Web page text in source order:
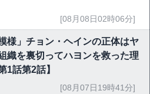
[08月08日02時06分]
様」チョン・ヘインの正体はヤ
織を裏切ってハヨンを救った理
1話第2話】
[08月07日19時41分]